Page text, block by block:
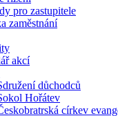
pro zastupitele
zaměstnání
akcí
důchodců
Hořátev
církev